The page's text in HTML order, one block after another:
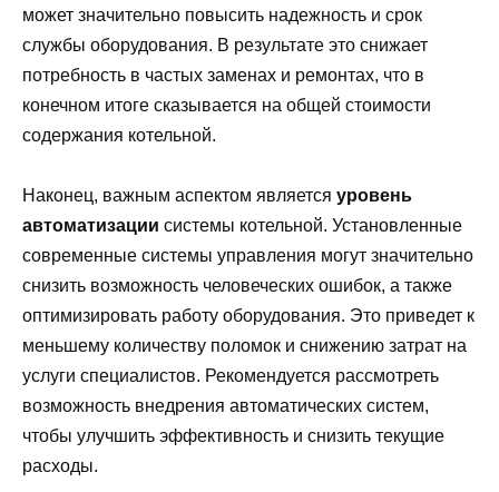
может значительно повысить надежность и срок
службы оборудования. В результате это снижает
потребность в частых заменах и ремонтах, что в
конечном итоге сказывается на общей стоимости
содержания котельной.
Наконец, важным аспектом является уровень
автоматизации системы котельной. Установленные
современные системы управления могут значительно
снизить возможность человеческих ошибок, а также
оптимизировать работу оборудования. Это приведет к
меньшему количеству поломок и снижению затрат на
услуги специалистов. Рекомендуется рассмотреть
возможность внедрения автоматических систем,
чтобы улучшить эффективность и снизить текущие
расходы.